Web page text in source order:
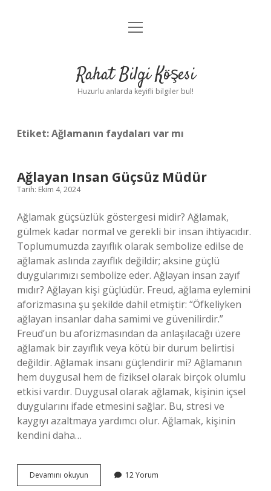
Anasayfa
Yasal Uyarı
menüyü
Rahat Bilgi Köşesi
Huzurlu anlarda keyifli bilgiler bul!
Etiket:Ağlamanın faydaları var mı
Ağlayan Insan Güçsüz Müdür
Tarih: Ekim 4, 2024
Ağlamak güçsüzlük göstergesi midir? Ağlamak,
gülmek kadar normal ve gerekli bir insan ihtiyacıdır.
Toplumumuzda zayıflık olarak sembolize edilse de
ağlamak aslında zayıflık değildir; aksine güçlü
duygularımızı sembolize eder. Ağlayan insan zayıf
mıdır? Ağlayan kişi güçlüdür. Freud, ağlama eylemini
aforizmasına şu şekilde dahil etmiştir: “Öfkeliyken
ağlayan insanlar daha samimi ve güvenilirdir.”
Freud’un bu aforizmasından da anlaşılacağı üzere
ağlamak bir zayıflık veya kötü bir durum belirtisi
değildir. Ağlamak insanı güçlendirir mi? Ağlamanın
hem duygusal hem de fiziksel olarak birçok olumlu
etkisi vardır. Duygusal olarak ağlamak, kişinin içsel
duygularını ifade etmesini sağlar. Bu, stresi ve
kaygıyı azaltmaya yardımcı olur. Ağlamak, kişinin
kendini daha…
Devamını okuyun Ağlayan
Insan
12 Yorum